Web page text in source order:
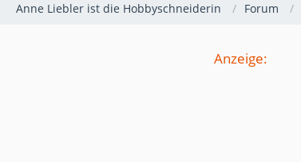
Anne Liebler ist die Hobbyschneiderin Forum
Anzeige: